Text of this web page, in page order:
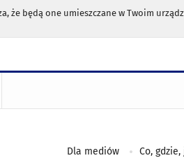
że będą one umieszczane w Twoim
Dla mediów Co,